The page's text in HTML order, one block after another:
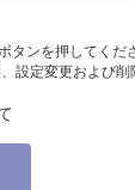
タンを押してくだ
設定変更および